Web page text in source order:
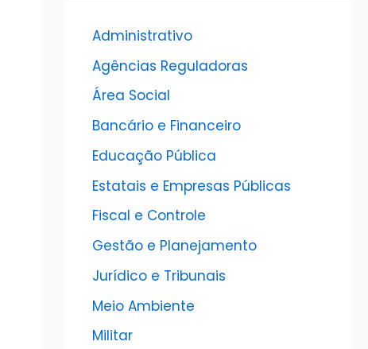
Administrativo
Agências Reguladoras
Área Social
Bancário e Financeiro
Educação Pública
Estatais e Empresas Públicas
Fiscal e Controle
Gestão e Planejamento
Jurídico e Tribunais
Meio Ambiente
Militar